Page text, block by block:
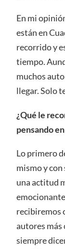
En mi
están en
recorrido y
tiempo.
muchos
llegar. Solo
¿Qué le
pensando
Lo primero
mismo y con
una actitud
recibiremos
autores más
siempre